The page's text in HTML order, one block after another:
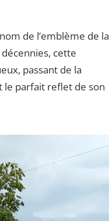
de l’emblème de la
cette
passant de la
le parfait reflet de son